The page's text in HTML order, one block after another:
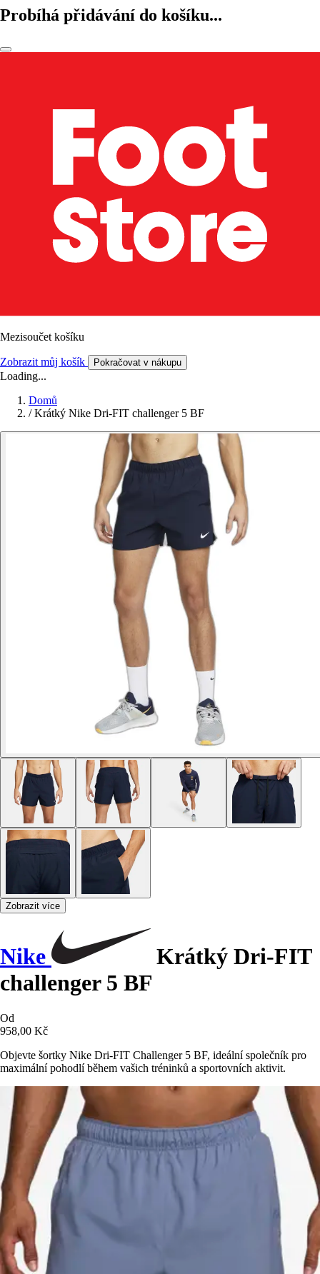
Probíhá přidávání do košíku...
Mezisoučet košíku
Zobrazit můj košík Pokračovat v nákupu
Loading...
Domů
/ Krátký Nike Dri-FIT challenger 5 BF
Zobrazit více
Nike
Krátký Dri-FIT
challenger 5 BF
Od
958,00 Kč
Objevte šortky Nike Dri-FIT Challenger 5 BF, ideální společník pro
maximální pohodlí během vašich tréninků a sportovních aktivit.